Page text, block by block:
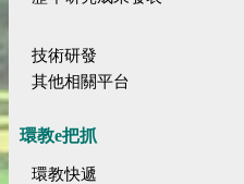
技術研發
其他相關平台
環教e把抓
環教快遞